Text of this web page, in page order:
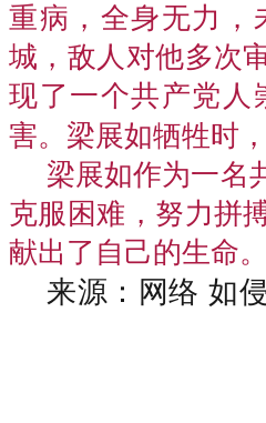
重病，全身无力，
城，敌人对他多次
现了一个共产党人
害。梁展如牺牲时
梁展如作为一名
克服困难，努力拼
献出了自己的生命。
来源：网络 如